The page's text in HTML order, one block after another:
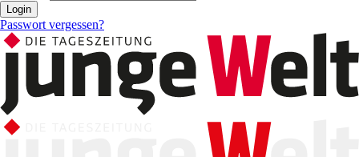
Login
Passwort vergessen?